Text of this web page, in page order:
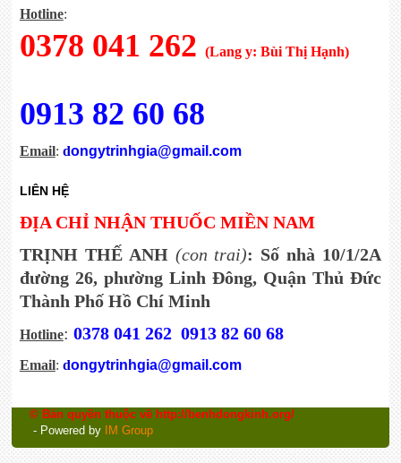
Hotline:
0378 041 262 (Lang y: Bùi Thị Hạnh)
0913 82 60 68
Email: dongytrinhgia@gmail.com
LIÊN HỆ
ĐỊA CHỈ NHẬN THUỐC MIỀN NAM
TRỊNH THẾ ANH (con trai): Số nhà 10/1/2A
đường 26, phường Linh Đông, Quận Thủ Đức
Thành Phố Hồ Chí Minh
Hotline: 0378 041 262 0913 82 60 68
Email: dongytrinhgia@gmail.com
© Bản quyền thuộc về http://benhdongkinh.org/
- Powered by IM Group